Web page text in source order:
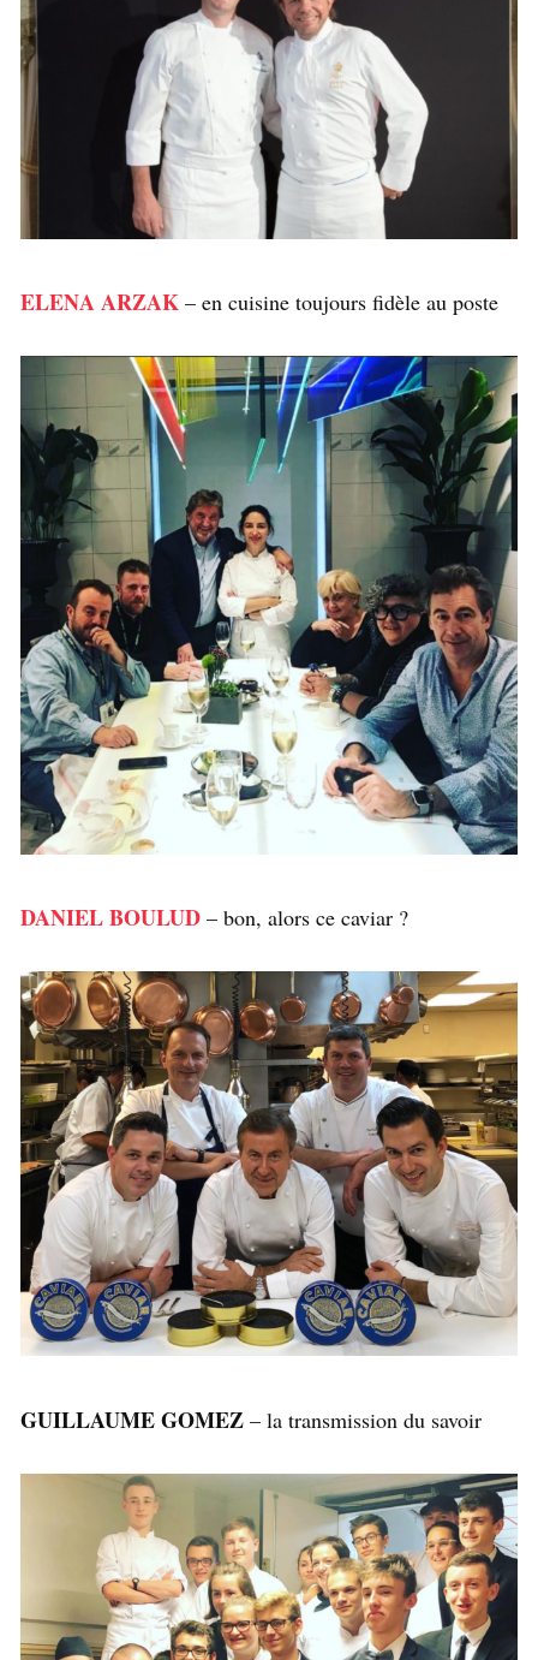
ELENA ARZAK – en cuisine toujours fidèle au poste
DANIEL BOULUD – bon, alors ce caviar ?
GUILLAUME GOMEZ – la transmission du savoir